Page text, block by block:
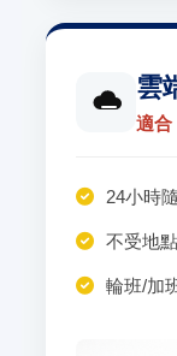
雲
適合
24小時
不受地
輪班/加